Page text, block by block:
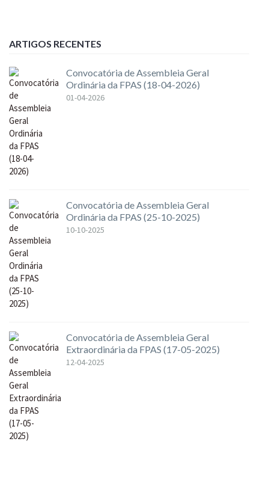
ARTIGOS RECENTES
Convocatória de Assembleia Geral
Ordinária da FPAS (18-04-2026)
01-04-2026
Convocatória de Assembleia Geral
Ordinária da FPAS (25-10-2025)
10-10-2025
Convocatória de Assembleia Geral
Extraordinária da FPAS (17-05-2025)
12-04-2025